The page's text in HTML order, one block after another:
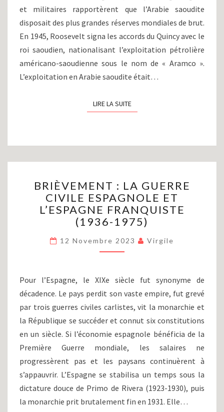
et militaires rapportèrent que l’Arabie saoudite
disposait des plus grandes réserves mondiales de brut.
En 1945, Roosevelt signa les accords du Quincy avec le
roi saoudien, nationalisant l’exploitation pétrolière
américano-saoudienne sous le nom de « Aramco ».
L’exploitation en Arabie saoudite était…
LIRE LA SUITELIRE LA SUITE
:
LA
GUERRE
CIVILE
ESPAGNOLE
ET
L’ESPAGNE
(1936-
1975)
BRIÈVEMENT : LA GUERRE
CIVILE ESPAGNOLE ET
L’ESPAGNE FRANQUISTE
(1936-1975)
12 Novembre 2023 Virgile
Pour l’Espagne, le XIXe siècle fut synonyme de
décadence. Le pays perdit son vaste empire, fut grevé
par trois guerres civiles carlistes, vit la monarchie et
la République se succéder et connut six constitutions
en un siècle. Si l’économie espagnole bénéficia de la
Première Guerre mondiale, les salaires ne
progressèrent pas et les paysans continuèrent à
s’appauvrir. L’Espagne se stabilisa un temps sous la
dictature douce de Primo de Rivera (1923-1930), puis
la monarchie prit brutalement fin en 1931. Elle…